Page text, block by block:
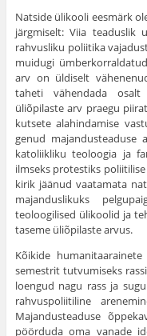
Natside ülikooli eesmärk
järg­miselt: Viia teaduslik
rahvusliku polii­tika
muidugi
arv on üldiselt
taheti vähendada
üliõpilaste arv praegu
kutsete alahindamise
genud
katoliikliku teoloogia ja
ilmseks protestiks
kirik jäänud vaatamata
majanduslikuks
teoloogilised ülikoolid ja
taseme üliõpilaste arvus.
Kõikide
semestrit tutvumiseks
loengud nagu rass ja
rahvuspoliitiline
Majandusteaduse
pöörduda oma vanade